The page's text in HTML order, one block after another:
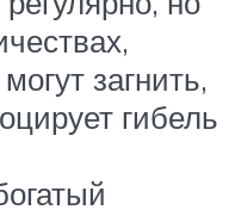
загнить,
гибель